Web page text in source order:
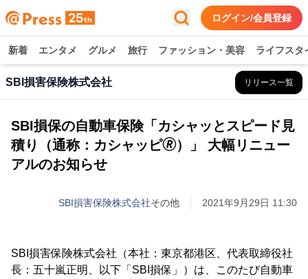
ログイン/会員登録
新着 エンタメ グルメ 旅行 ファッション・美容 ライフスタ
SBI損害保険株式会社 リリース一覧
SBI損保の自動車保険「カシャッとスピード見
積り（通称：カシャッピ🄬）」 大幅リニュー
アルのお知らせ
SBI損害保険株式会社その他 2021年9月29日 11:30
SBI損害保険株式会社（本社：東京都港区、代表取締役社
長：五十嵐正明、以下「SBI損保」）は、このたび自動車